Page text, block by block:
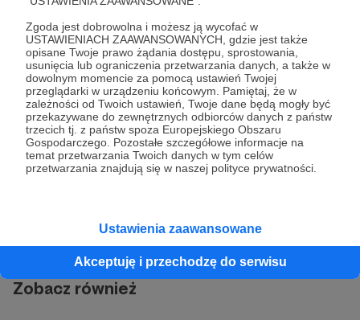
Zgoda jest dobrowolna i możesz ją wycofać w
USTAWIENIACH ZAAWANSOWANYCH, gdzie jest także
opisane Twoje prawo żądania dostępu, sprostowania,
usunięcia lub ograniczenia przetwarzania danych, a także w
dowolnym momencie za pomocą ustawień Twojej
przeglądarki w urządzeniu końcowym. Pamiętaj, że w
zależności od Twoich ustawień, Twoje dane będą mogły być
przekazywane do zewnętrznych odbiorców danych z państw
trzecich tj. z państw spoza Europejskiego Obszaru
Gospodarczego. Pozostałe szczegółowe informacje na
temat przetwarzania Twoich danych w tym celów
przetwarzania znajdują się w naszej polityce prywatności.
Ustawienia zaawansowane
Akceptuję i przechodzę do serwisu
Udostępnij
Strategy&Future
Zobacz również